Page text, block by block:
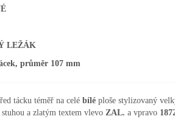
LEŽÁK
průměr 107 mm
tácku téměř na celé bílé ploše stylizovaný
a zlatým textem vlevo ZAL. a vpravo